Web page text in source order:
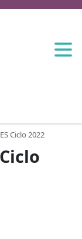
Ciclo 2022